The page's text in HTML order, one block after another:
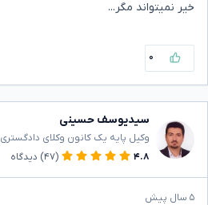
خیر نمیتواند مگر...
۰
سیدیوسف حسینی
وکیل پایه یک کانون وکلای دادگستری
۴.۸
(۴۷) دیدگاه
۵ سال پیش